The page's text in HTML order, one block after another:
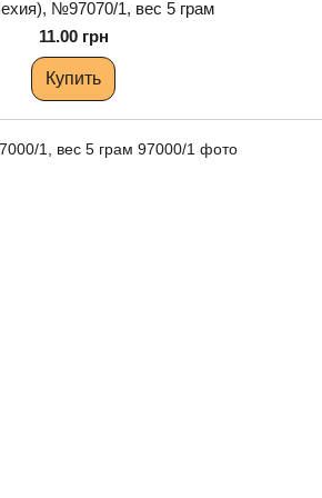
№97070/1, вес 5 грам
11.00 грн
Купить